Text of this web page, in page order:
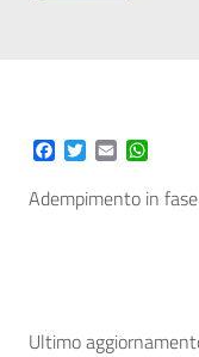
Facebook
Twitter
Email
Adempimento in
Ultimo